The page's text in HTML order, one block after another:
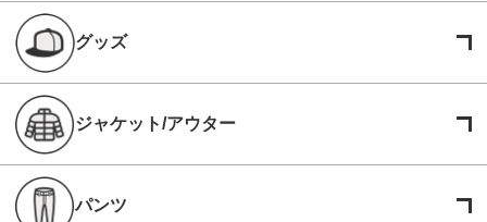
グッズ
ジャケット/アウター
パンツ